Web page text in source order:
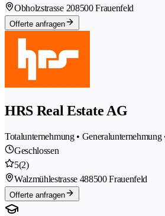
Obholzstrasse 208500 Frauenfeld
Offerte anfragen
HRS Real Estate AG
Totalunternehmung • Generalunternehmung
Geschlossen
5(2)
Walzmühlestrasse 488500 Frauenfeld
Offerte anfragen